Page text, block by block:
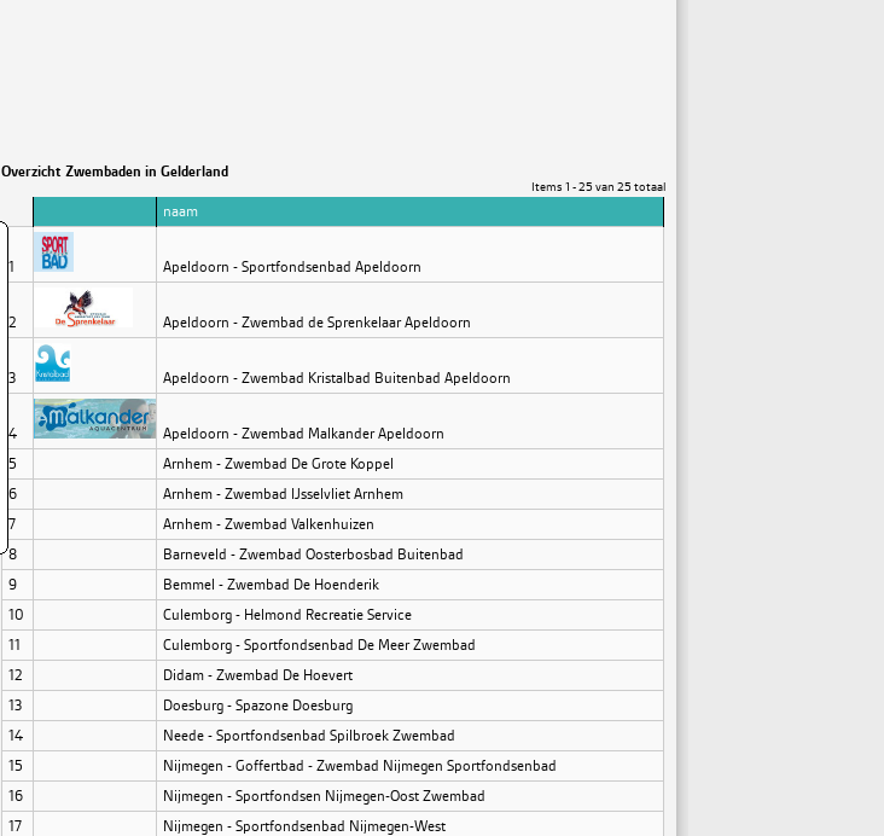
Overzicht Zwembaden in Gelderland
Items 1 - 25 van 25 totaal
naam
1 Apeldoorn - Sportfondsenbad Apeldoorn
2 Apeldoorn - Zwembad de Sprenkelaar Apeldoorn
3 Apeldoorn - Zwembad Kristalbad Buitenbad Apeldoorn
4
Apeldoorn - Zwembad Malkander Apeldoorn
5
Arnhem - Zwembad De Grote Koppel
6
Arnhem - Zwembad IJsselvliet Arnhem
7
Arnhem - Zwembad Valkenhuizen
8
Barneveld - Zwembad Oosterbosbad Buitenbad
9
Bemmel - Zwembad De Hoenderik
10
Culemborg - Helmond Recreatie Service
11
Culemborg - Sportfondsenbad De Meer Zwembad
12
Didam - Zwembad De Hoevert
13
Doesburg - Spazone Doesburg
14
Neede - Sportfondsenbad Spilbroek Zwembad
15
Nijmegen - Goffertbad - Zwembad Nijmegen Sportfondsenbad
16
Nijmegen - Sportfondsen Nijmegen-Oost Zwembad
17
Nijmegen - Sportfondsenbad Nijmegen-West